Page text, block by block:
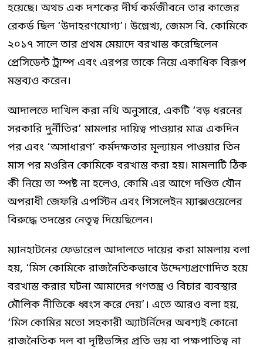
হয়েছে। অথচ এক দশকের দীর্ঘ কর্মজীবনে তার কাজের
রেকর্ড ছিল ‘উদাহরণযোগ্য’। উল্লেখ্য, জেমস বি. কোমিকে
২০১৭ সালে তার প্রথম মেয়াদে বরখাস্ত করেছিলেন
প্রেসিডেন্ট ট্রাম্প এবং এরপর তাকে নিয়ে একাধিক বিরূপ
মন্তব্যও করেন।
আদালতে দাখিল করা নথি অনুসারে, একটি ‘বড় ধরনের
সরকারি দুর্নীতির’ মামলার দায়িত্ব পাওয়ার মাত্র একদিন
পর এবং ‘অসাধারণ’ কর্মদক্ষতার মূল্যায়ন পাওয়ার তিন
মাস পর মওরিন কোমিকে বরখাস্ত করা হয়। মামলাটি ঠিক
কী নিয়ে তা স্পষ্ট না হলেও, কোমি এর আগে দণ্ডিত যৌন
অপরাধী জেফরি এপস্টিন এবং গিসলেইন ম্যাক্সওয়েলের
বিরুদ্ধে তদন্তের নেতৃত্ব দিয়েছিলেন।
ম্যানহাটনের ফেডারেল আদালতে দায়ের করা মামলায় বলা
হয়, ‘মিস কোমিকে রাজনৈতিকভাবে উদ্দেশ্যপ্রণোদিত হয়ে
বরখাস্ত করার ঘটনা আমাদের গণতন্ত্র ও বিচার ব্যবস্থার
মৌলিক নীতিকে ধ্বংস করে দেয়’। এতে আরও বলা হয়,
‘মিস কোমির মতো সহকারী অ্যাটর্নিদের অবশ্যই কোনো
রাজনৈতিক দল বা দৃষ্টিভঙ্গির প্রতি ভয় বা পক্ষপাতিত্ব না